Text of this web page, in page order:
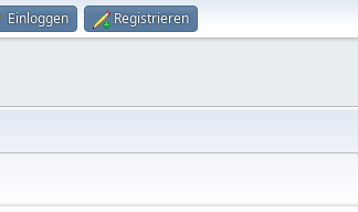
Einloggen Registrieren